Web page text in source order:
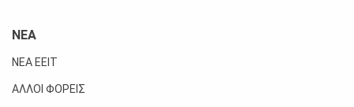
ΝΕΑ
ΝΕΑ ΕΕΙΤ
ΑΛΛΟΙ ΦΟΡΕΙΣ